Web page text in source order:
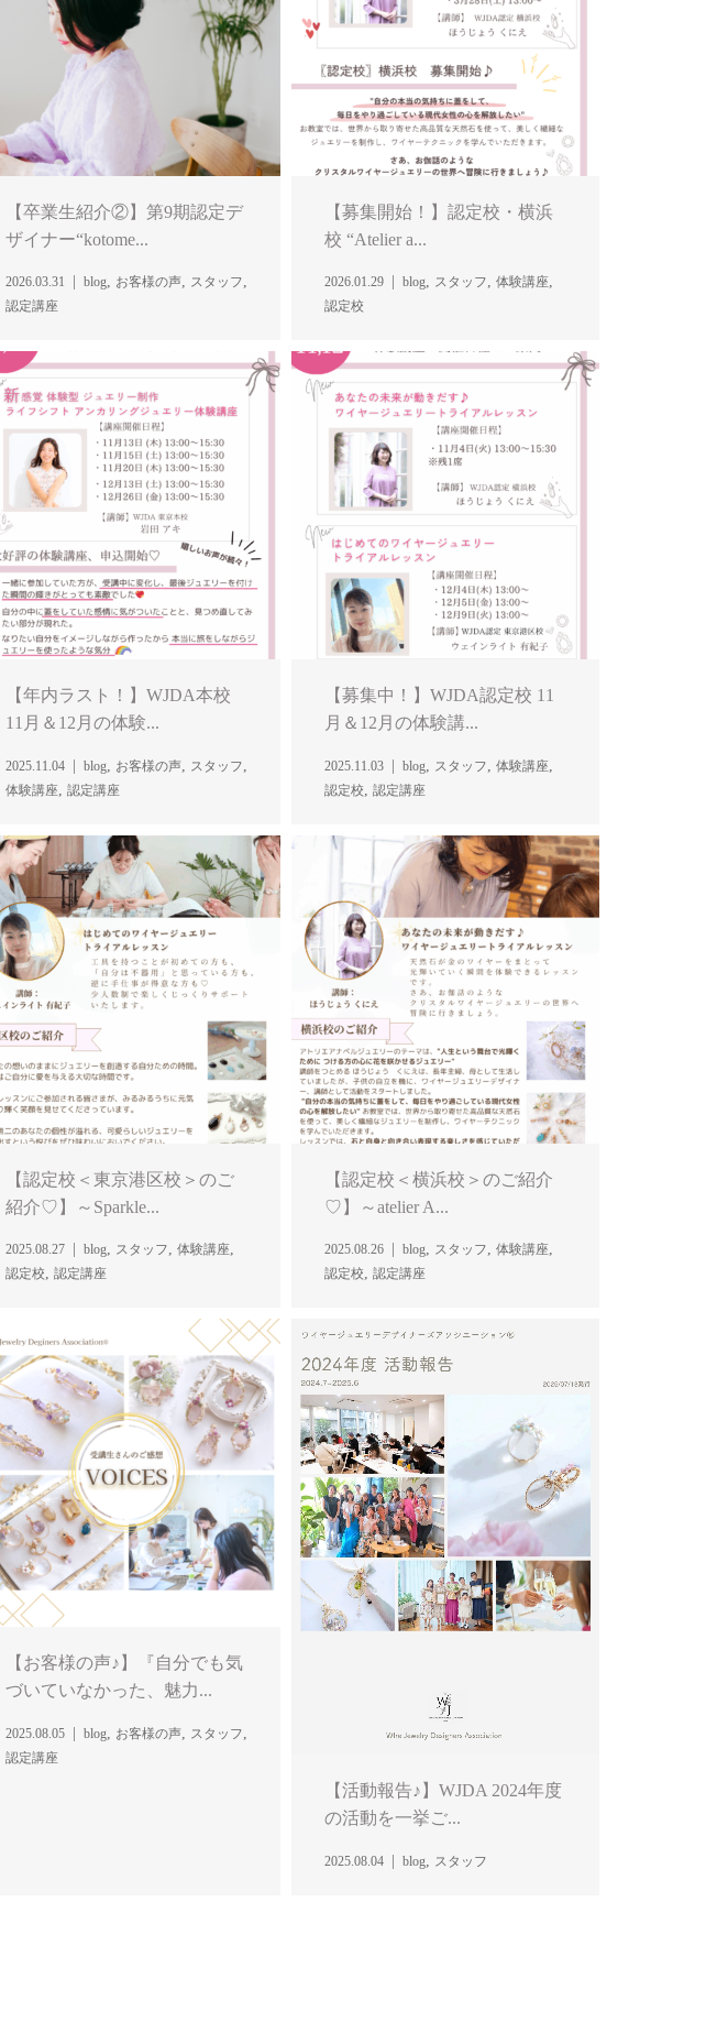
【卒業生紹介②】第9期認定デ
ザイナー“kotome...
2026.03.31 blog, お客様の声, スタッフ,
認定講座
【募集開始！】認定校・横浜
校 “Atelier a...
2026.01.29 blog, スタッフ, 体験講座,
認定校
【年内ラスト！】WJDA本校
11月＆12月の体験...
2025.11.04 blog お客様の声 スタッフ
体験講座 認定講座
【募集中！】WJDA認定校 11
月＆12月の体験講...
2025.11.03 blog スタッフ 体験講座
認定校 認定講座
【認定校＜東京港区校＞のご
紹介♡】～Sparkle...
2025.08.27 blog, スタッフ, 体験講座,
認定校, 認定講座
【認定校＜横浜校＞のご紹介
♡】～atelier A...
2025.08.26 blog, スタッフ, 体験講座,
認定校, 認定講座
【お客様の声♪】『自分でも気
づいていなかった、魅力...
2025.08.05 blog お客様の声 スタッフ
認定講座
【活動報告♪】WJDA 2024年度
の活動を一挙ご...
2025.08.04 blog スタッフ